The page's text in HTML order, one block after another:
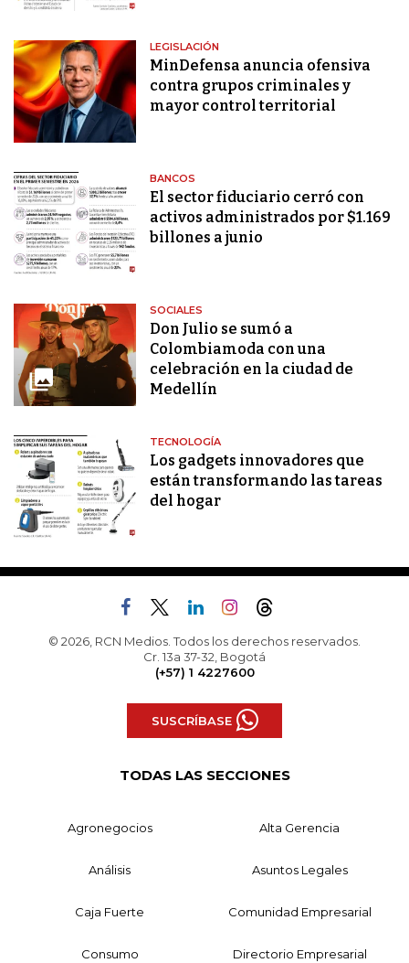
LEGISLACIÓN
MinDefensa anuncia ofensiva
contra grupos criminales y
mayor control territorial
BANCOS
El sector fiduciario cerró con
activos administrados por $1.169
billones a junio
SOCIALES
Don Julio se sumó a
Colombiamoda con una
celebración en la ciudad de
Medellín
TECNOLOGÍA
Los gadgets innovadores que
están transformando las tareas
del hogar
© 2026, RCN Medios. Todos los derechos reservados.
Cr. 13a 37-32, Bogotá
(+57) 1 4227600
SUSCRÍBASE
TODAS LAS SECCIONES
Agronegocios Alta Gerencia
Análisis Asuntos Legales
Caja Fuerte Comunidad Empresarial
Consumo Directorio Empresarial